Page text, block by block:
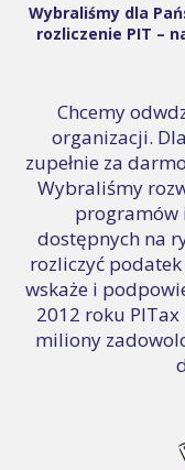
Wybraliśmy dla
rozliczenie PIT –
Chcemy
organizacji.
zupełnie za
Wybraliśmy
programów
dostępnych na
rozliczyć
wskaże i
2012 roku PITax
miliony